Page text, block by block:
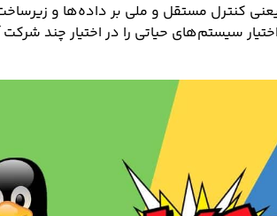
کنترل مستقل و ملی بر داده‌ها و
سیستم‌های حیاتی را در اختیار چند شرکت